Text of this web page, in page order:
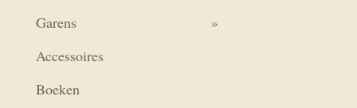
Garens
Accessoires
Boeken